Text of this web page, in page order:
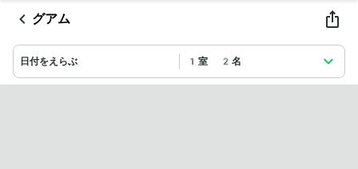
グアム
日付をえらぶ 1室 2名